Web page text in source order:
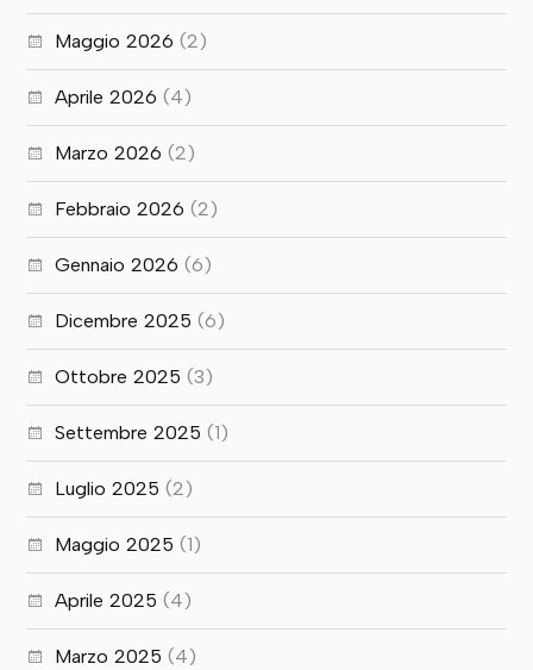
Maggio 2026 (2)
Aprile 2026 (4)
Marzo 2026 (2)
Febbraio 2026 (2)
Gennaio 2026 (6)
Dicembre 2025 (6)
Ottobre 2025 (3)
Settembre 2025 (1)
Luglio 2025 (2)
Maggio 2025 (1)
Aprile 2025 (4)
Marzo 2025 (4)